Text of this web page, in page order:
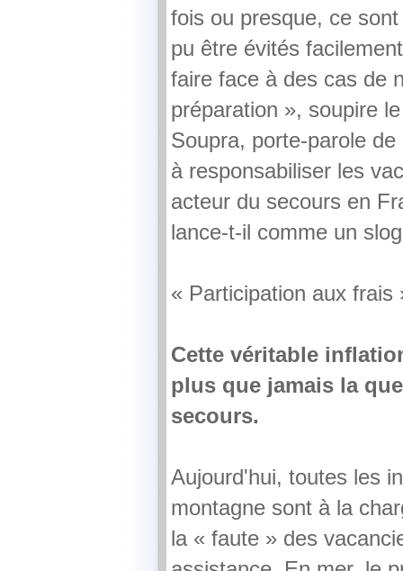
fois ou presque, ce
pu être évités
faire face à des cas de
préparation », soupire
Soupra, porte-parole
à responsabiliser les
acteur du secours en
lance-t-il comme un
« Participation aux frais
Cette véritable
plus que jamais la
secours.
Aujourd'hui, toutes les
montagne sont à la
la « faute » des